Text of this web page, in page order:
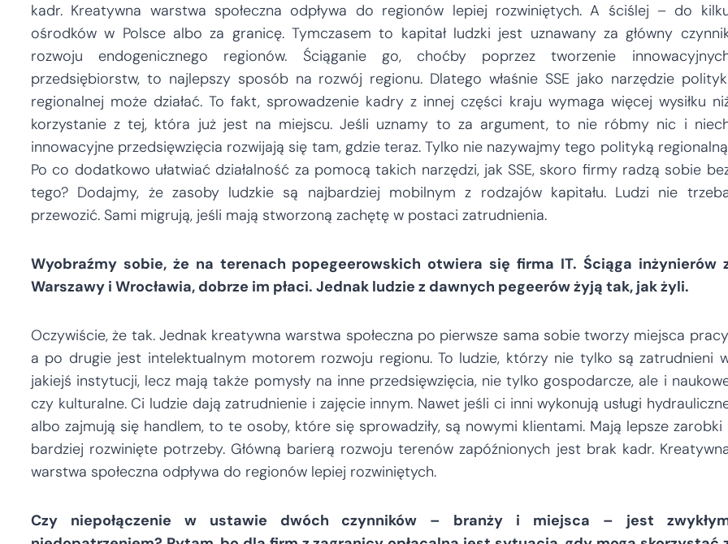
kadr. Kreatywna warstwa społeczna odpływa do regionów lepiej rozwiniętych. A ściślej – do
ośrodków w Polsce albo za granicę. Tymczasem to kapitał ludzki jest uznawany za główny
rozwoju endogenicznego regionów. Ściąganie go, choćby poprzez tworzenie
przedsiębiorstw, to najlepszy sposób na rozwój regionu. Dlatego właśnie SSE jako narzędzie
regionalnej może działać. To fakt, sprowadzenie kadry z innej części kraju wymaga więcej wysiłku
korzystanie z tej, która już jest na miejscu. Jeśli uznamy to za argument, to nie róbmy nic i
innowacyjne przedsięwzięcia rozwijają się tam, gdzie teraz. Tylko nie nazywajmy tego polityką
Po co dodatkowo ułatwiać działalność za pomocą takich narzędzi, jak SSE, skoro firmy radzą sobie
tego? Dodajmy, że zasoby ludzkie są najbardziej mobilnym z rodzajów kapitału. Ludzi nie
przewozić. Sami migrują, jeśli mają stworzoną zachętę w postaci zatrudnienia.
Wyobraźmy sobie, że na terenach popegeerowskich otwiera się firma IT. Ściąga inżynierów
Warszawy i Wrocławia, dobrze im płaci. Jednak ludzie z dawnych pegeerów żyją tak, jak żyli.
Oczywiście, że tak. Jednak kreatywna warstwa społeczna po pierwsze sama sobie tworzy miejsca
a po drugie jest intelektualnym motorem rozwoju regionu. To ludzie, którzy nie tylko są zatrudnieni
jakiejś instytucji, lecz mają także pomysły na inne przedsięwzięcia, nie tylko gospodarcze, ale i
czy kulturalne. Ci ludzie dają zatrudnienie i zajęcie innym. Nawet jeśli ci inni wykonują usługi
albo zajmują się handlem, to te osoby, które się sprowadziły, są nowymi klientami. Mają lepsze zarobki
bardziej rozwinięte potrzeby. Główną barierą rozwoju terenów zapóźnionych jest brak kadr.
warstwa społeczna odpływa do regionów lepiej rozwiniętych.
Czy niepołączenie w ustawie dwóch czynników – branży i miejsca – jest